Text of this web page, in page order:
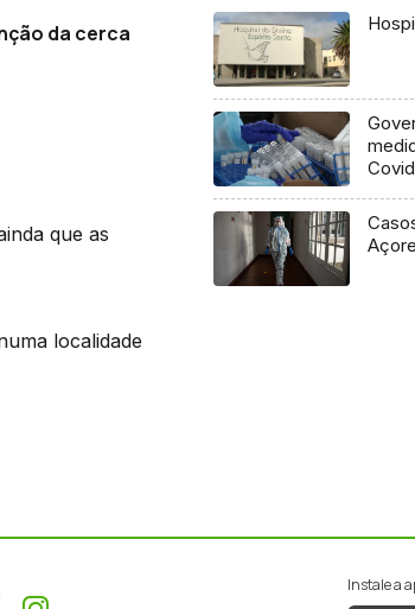
da cerca
que as
localidade
Instale a